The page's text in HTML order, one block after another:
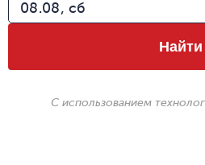
Найти
С использованием